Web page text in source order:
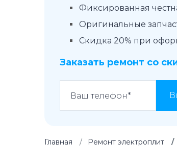
Фиксированная
Оригинальные
Скидка 20% при
Заказать ремонт со
Главная Ремонт электроплит